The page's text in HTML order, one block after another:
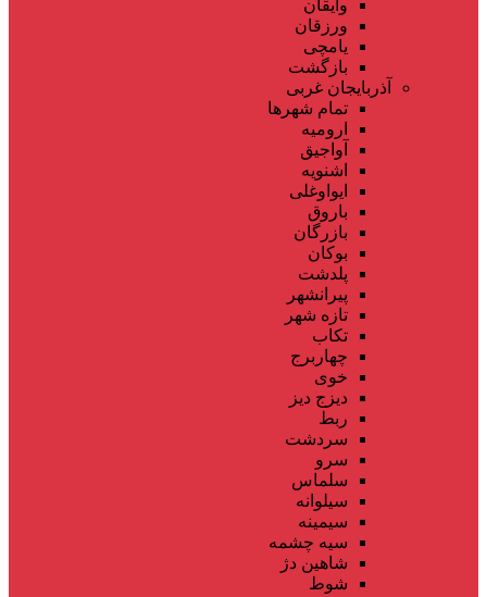
وایقان
ورزقان
یامچی
بازگشت
آذربایجان غربی
تمام شهر‌ها
ارومیه
آواجیق
اشنویه
ایواوغلی
باروق
بازرگان
بوکان
پلدشت
پیرانشهر
تازه شهر
تکاب
چهاربرج
خوی
دیزج دیز
ربط
سردشت
سرو
سلماس
سیلوانه
سیمینه
سیه چشمه
شاهین دژ
شوط